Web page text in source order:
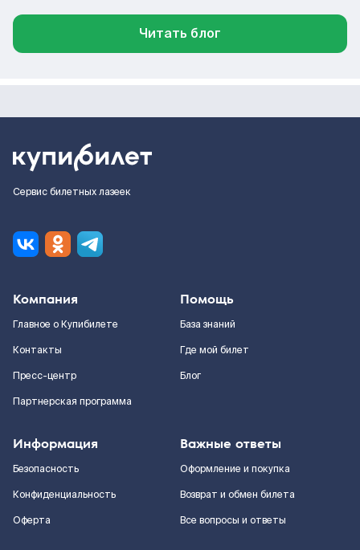
Читать блог
Сервис билетных лазеек
Компания
Главное о Купибилете
Контакты
Пресс-центр
Партнерская программа
Помощь
База знаний
Где мой билет
Блог
Информация
Безопасность
Конфиденциальность
Оферта
Важные ответы
Оформление и покупка
Возврат и обмен билета
Все вопросы и ответы